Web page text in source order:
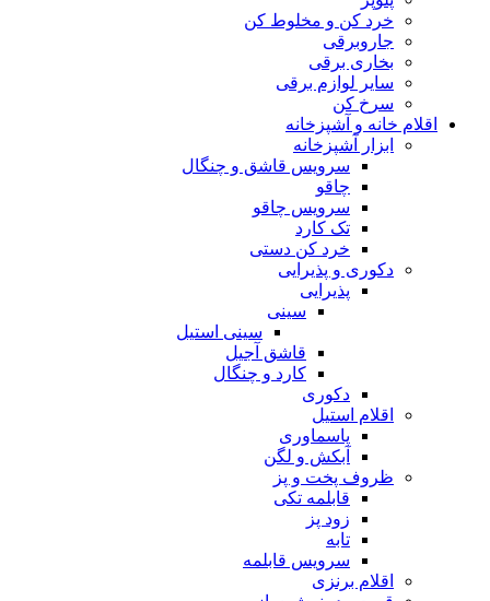
خرد کن و مخلوط کن
جاروبرقی
بخاری برقی
سایر لوازم برقی
سرخ کن
اقلام خانه و آشپزخانه
ابزار آشپزخانه
سرویس قاشق و چنگال
چاقو
سرویس چاقو
تک کارد
خرد کن دستی
دکوری و پذیرایی
پذیرایی
سینی
سینی استیل
قاشق آجیل
کارد و چنگال
دکوری
اقلام استیل
پاسماوری
آبکش و لگن
ظروف پخت و پز
قابلمه تکی
زود پز
تابه
سرویس قابلمه
اقلام برنزی